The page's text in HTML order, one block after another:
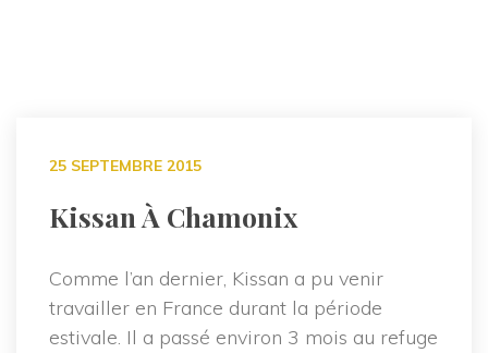
25 SEPTEMBRE 2015
Kissan À Chamonix
Comme l’an dernier, Kissan a pu venir
travailler en France durant la période
estivale. Il a passé environ 3 mois au refuge